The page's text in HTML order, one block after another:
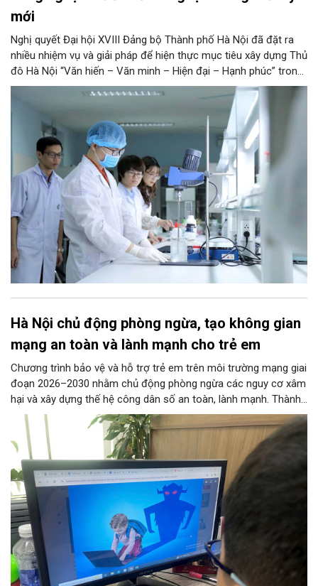
mới
Nghị quyết Đại hội XVIII Đảng bộ Thành phố Hà Nội đã đặt ra
nhiều nhiệm vụ và giải pháp để hiện thực mục tiêu xây dựng Thủ
đô Hà Nội “Văn hiến – Văn minh – Hiện đại – Hạnh phúc” trong
thời kỳ mới. Trong đó, Hà Nội sẽ thúc đẩy phát triển khoa học,
công nghệ, đổi mới sáng tạo và chuyển đổi số toàn diện trong
Hà Nội chủ động phòng ngừa, tạo không gian
mạng an toàn và lành mạnh cho trẻ em
Chương trình bảo vệ và hỗ trợ trẻ em trên môi trường mạng giai
đoạn 2026–2030 nhằm chủ động phòng ngừa các nguy cơ xâm
hại và xây dựng thế hệ công dân số an toàn, lành mạnh. Thành
phố đề ra các chỉ tiêu lớn như phổ cập giải pháp an ninh mạng
tại các trường học, ngăn chặn thông tin độc hại từ đường
truyền Internet và hỗ trợ 100% trẻ em bị xâm hại. 11 nhóm
nhiệm vụ trọng tâm được giao cho các sở, ngành thực hiện
đồng bộ, từ hoàn thiện pháp lý, phát triển công nghệ AI, hạ tầng
IPv6 đến truyền thông và hỗ trợ sức khỏe tâm thần. Bên cạnh
đó, chương trình siết chặt trách nhiệm của doanh nghiệp công
nghệ, viễn thông và đơn vị cung cấp trò chơi điện tử trong việc
gỡ bỏ nội dung độc hại và bảo vệ thông tin riêng tư của trẻ.